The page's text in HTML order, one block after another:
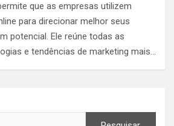
que as empresas utilizem
para direcionar melhor seus
potencial. Ele reúne todas as
e tendências de marketing mais…